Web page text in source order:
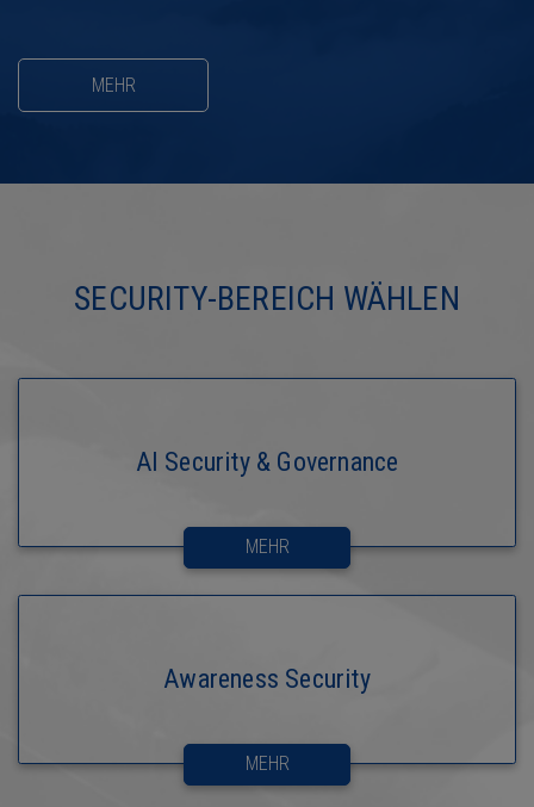
MEHR
SECURITY-BEREICH WÄHLEN
AI Security & Governance
MEHR
Awareness Security
MEHR